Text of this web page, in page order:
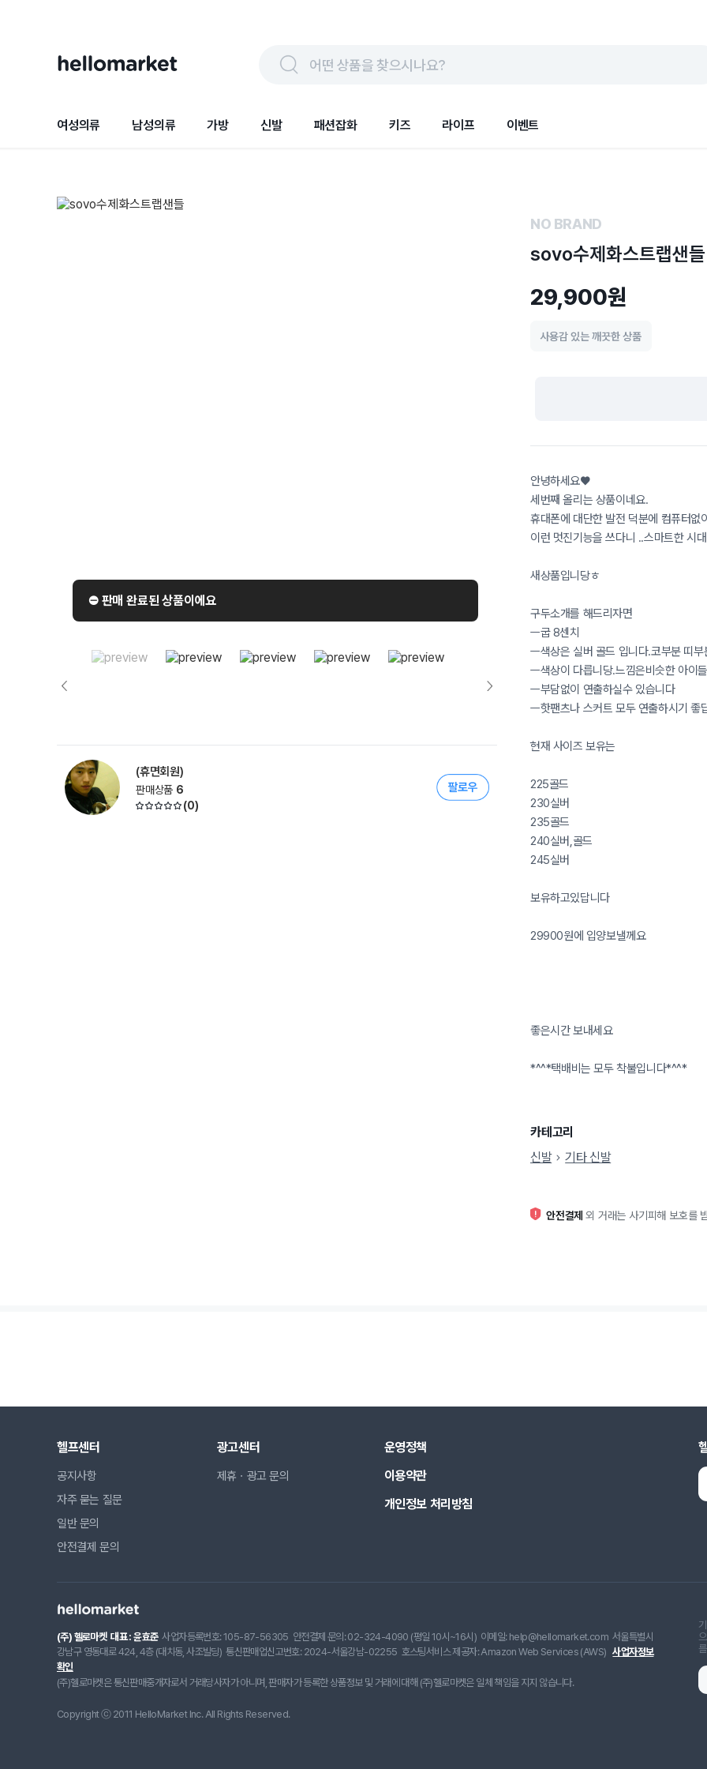
어떤 상품을 찾으시나요?
여성의류 남성의류 가방 신발 패션잡화 키즈 라이프 이벤트
⛔️ 판매 완료된 상품이에요
(휴면회원)
판매상품 6
(0)
NO BRAND
sovo수제화스트랩샌들
29,900원
사용감 있는 깨끗한 상품
안녕하세요♥
세번째 올리는 상품이네요.
휴대폰에 대단한 발전 덕분에 컴퓨터없
이런 멋진기능을 쓰다니 ..스마트한 시
새상품입니당ㅎ
구두소개를 해드리자면
ㅡ굽 8센치
ㅡ색상은 실버 골드 입니다.코부분 띠부
ㅡ색상이 다릅니당.느낌은비슷한 아이
ㅡ부담없이 연출하실수 있습니다
ㅡ핫팬츠나 스커트 모두 연출하시기 좋
현재 사이즈 보유는
225골드
230실버
235골드
240실버,골드
245실버
보유하고있답니다
29900원에 입양보낼께요
좋은시간 보내세요
*^^*택배비는 모두 착불입니다*^^*
카테고리
신발
기타 신발
안전결제 외 거래는 사기피해 보호를
헬프센터
공지사항
자주 묻는 질문
일반 문의
안전결제 문의
광고센터
제휴ㆍ광고 문의
운영정책
이용약관
개인정보 처리방침
(주) 헬로마켓 대표 : 윤효준 사업자등록번호: 105-87-56305 안전결제 문의: 02-324-4090 (평일 10시~16시) 이메일: help@hellomarket.com 서울특별시
강남구 영동대로 424, 4층 (대치동, 사조빌딩) 통신판매업신고번호: 2024-서울강남-02255 호스팅서비스 제공자: Amazon Web Services (AWS) 사업자정보
확인
(주)헬로마켓은 통신판매중개자로서 거래당사자가 아니며, 판매자가 등록한 상품정보 및 거래에 대해 (주)헬로마켓은 일체 책임을 지지 않습니다.
Copyright ⓒ 2011 HelloMarket Inc. All Rights Reserved.